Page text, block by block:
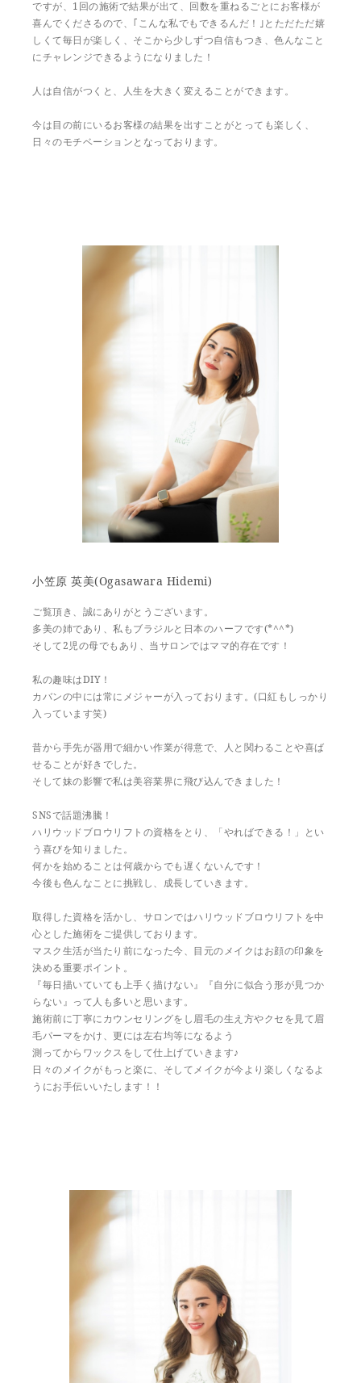
ですが、1回の施術で結果が出て、回数を重ねるごとにお客様が
喜んでくださるので、｢こんな私でもできるんだ！｣とただただ嬉
しくて毎日が楽しく、そこから少しずつ自信もつき、色んなこと
にチャレンジできるようになりました！
人は自信がつくと、人生を大きく変えることができます。
今は目の前にいるお客様の結果を出すことがとっても楽しく、
日々のモチベーションとなっております。
小笠原 英美(Ogasawara Hidemi)
ご覧頂き、誠にありがとうございます。
多美の姉であり、私もブラジルと日本のハーフです(*^^*)
そして2児の母でもあり、当サロンではママ的存在です！
私の趣味はDIY！
カバンの中には常にメジャーが入っております。(口紅もしっかり
入っています笑)
昔から手先が器用で細かい作業が得意で、人と関わることや喜ば
せることが好きでした。
そして妹の影響で私は美容業界に飛び込んできました！
SNSで話題沸騰！
ハリウッドブロウリフトの資格をとり、「やればできる！」とい
う喜びを知りました。
何かを始めることは何歳からでも遅くないんです！
今後も色んなことに挑戦し、成長していきます。
取得した資格を活かし、サロンではハリウッドブロウリフトを中
心とした施術をご提供しております。
マスク生活が当たり前になった今、目元のメイクはお顔の印象を
決める重要ポイント。
『毎日描いていても上手く描けない』『自分に似合う形が見つか
らない』って人も多いと思います。
施術前に丁寧にカウンセリングをし眉毛の生え方やクセを見て眉
毛パーマをかけ、更には左右均等になるよう
測ってからワックスをして仕上げていきます♪
日々のメイクがもっと楽に、そしてメイクが今より楽しくなるよ
うにお手伝いいたします！！